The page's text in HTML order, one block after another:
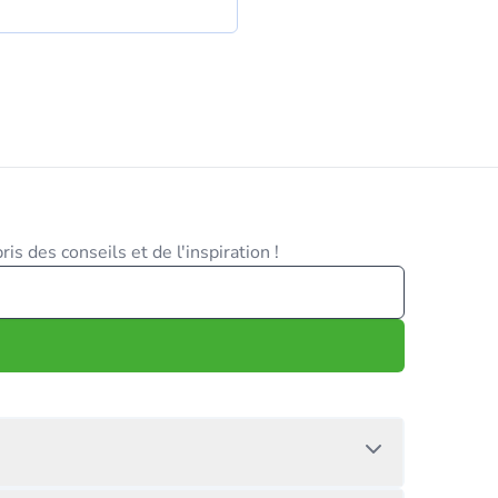
des conseils et de l'inspiration !